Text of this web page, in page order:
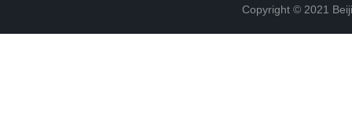
Copyright © 2021